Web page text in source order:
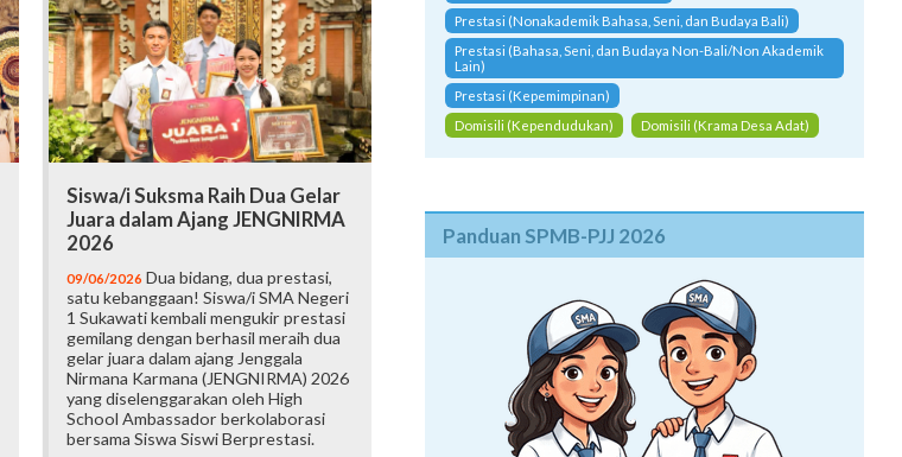
Siswa/i Suksma Raih Dua Gelar
Juara dalam Ajang JENGNIRMA
2026
09/06/2026 Dua bidang, dua prestasi,
satu kebanggaan! Siswa/i SMA Negeri
1 Sukawati kembali mengukir prestasi
gemilang dengan berhasil meraih dua
gelar juara dalam ajang Jenggala
Nirmana Karmana (JENGNIRMA) 2026
yang diselenggarakan oleh High
School Ambassador berkolaborasi
bersama Siswa Siswi Berprestasi.
Prestasi (Nonakademik Bahasa, Seni, dan Budaya Bali)
Prestasi (Bahasa, Seni, dan Budaya Non-Bali/Non Akademik
Lain)
Prestasi (Kepemimpinan)
Domisili (Kependudukan)
Domisili (Krama Desa Adat)
Panduan SPMB-PJJ 2026